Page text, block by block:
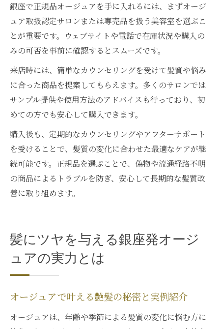
銀座で正規品オージュアを手に入れるには、まずオージ
ュア取扱認定サロンまたは専売品を扱う美容室を選ぶこ
とが重要です。ウェブサイトや電話で在庫状況や購入の
みの可否を事前に確認するとスムーズです。
来店時には、簡単なカウンセリングを受けて髪質や悩み
に合った商品を提案してもらえます。多くのサロンでは
サンプル提供や使用方法のアドバイスも行っており、初
めての方でも安心して購入できます。
購入後も、定期的なカウンセリングやアフターサポート
を受けることで、髪質の変化に合わせた最適なケアが継
続可能です。正規品を選ぶことで、偽物や流通経路不明
の商品によるトラブルを防ぎ、安心して長期的な髪質改
善に取り組めます。
髪にツヤを与える銀座発オージ
ュアの実力とは
オージュアで叶える艶髪の秘密と実例紹介
オージュアは、年齢や季節による髪質の変化に悩む方に